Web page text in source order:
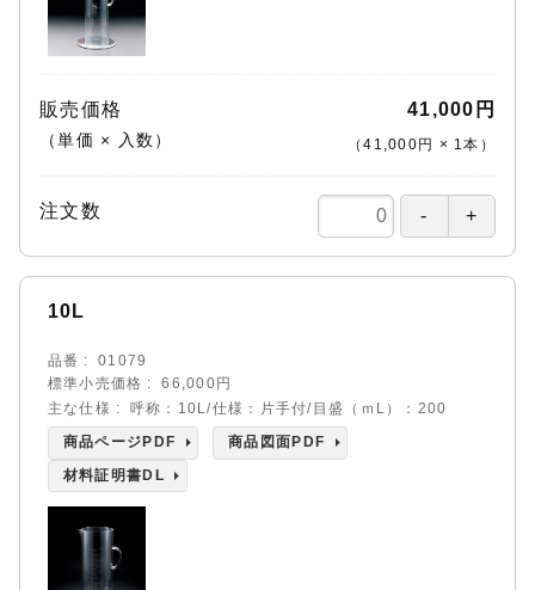
販売価格
（単価 × 入数）
41,000円
（41,000円 × 1本 ）
注文数
10L
品番
01079
標準小売価格
66,000円
主な仕様
呼称：10L/仕様：片手付/目盛（ｍL）：200
商品ページPDF
商品図面PDF
材料証明書DL